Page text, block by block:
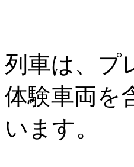
列車は、プ
体験車両を
います。